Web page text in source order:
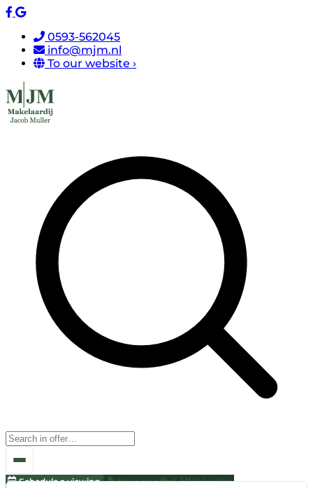
0593-562045
info@mjm.nl
To our website ›
Schedule a viewing Make an offer!
Valuation